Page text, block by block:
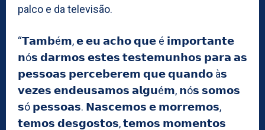
palco e da televisão.
“𝗧𝗮𝗺𝗯é𝗺, 𝗲 𝗲𝘂 𝗮𝗰𝗵𝗼 𝗾𝘂𝗲 é 𝗶𝗺𝗽𝗼𝗿𝘁𝗮𝗻𝘁𝗲
𝗻ó𝘀 𝗱𝗮𝗿𝗺𝗼𝘀 𝗲𝘀𝘁𝗲𝘀 𝘁𝗲𝘀𝘁𝗲𝗺𝘂𝗻𝗵𝗼𝘀 𝗽𝗮𝗿𝗮 𝗮𝘀
𝗽𝗲𝘀𝘀𝗼𝗮𝘀 𝗽𝗲𝗿𝗰𝗲𝗯𝗲𝗿𝗲𝗺 𝗾𝘂𝗲 𝗾𝘂𝗮𝗻𝗱𝗼 à𝘀
𝘃𝗲𝘇𝗲𝘀 𝗲𝗻𝗱𝗲𝘂𝘀𝗮𝗺𝗼𝘀 𝗮𝗹𝗴𝘂é𝗺, 𝗻ó𝘀 𝘀𝗼𝗺𝗼𝘀
𝘀ó 𝗽𝗲𝘀𝘀𝗼𝗮𝘀. 𝗡𝗮𝘀𝗰𝗲𝗺𝗼𝘀 𝗲 𝗺𝗼𝗿𝗿𝗲𝗺𝗼𝘀,
𝘁𝗲𝗺𝗼𝘀 𝗱𝗲𝘀𝗴𝗼𝘀𝘁𝗼𝘀, 𝘁𝗲𝗺𝗼𝘀 𝗺𝗼𝗺𝗲𝗻𝘁𝗼𝘀